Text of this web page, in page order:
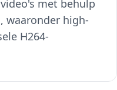
met behulp
waaronder high-
H264-